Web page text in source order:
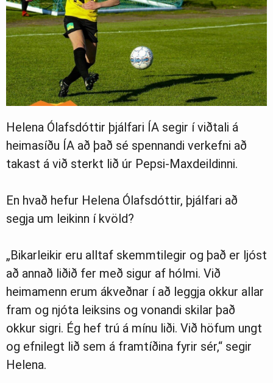
Helena Ólafsdóttir þjálfari ÍA segir í viðtali á
heimasíðu ÍA að það sé spennandi verkefni að
takast á við sterkt lið úr Pepsi-Maxdeildinni.
En hvað hefur Helena Ólafsdóttir, þjálfari að
segja um leikinn í kvöld?
„Bikarleikir eru alltaf skemmtilegir og það er ljóst
að annað liðið fer með sigur af hólmi. Við
heimamenn erum ákveðnar í að leggja okkur allar
fram og njóta leiksins og vonandi skilar það
okkur sigri. Ég hef trú á mínu liði. Við höfum ungt
og efnilegt lið sem á framtíðina fyrir sér,“ segir
Helena.